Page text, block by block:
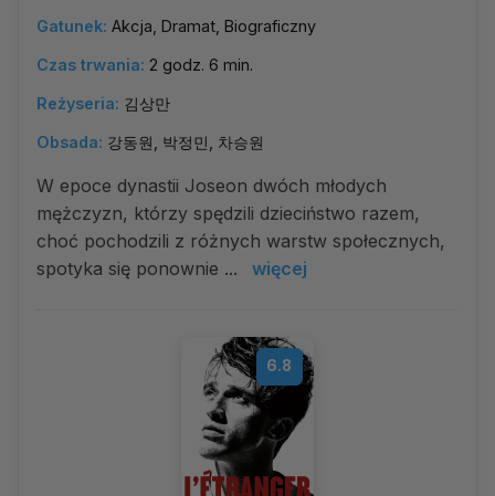
Gatunek: Akcja, Dramat, Biograficzny
Czas trwania: 2 godz. 6 min.
Reżyseria: 김상만
Obsada: 강동원, 박정민, 차승원
W epoce dynastii Joseon dwóch młodych
mężczyzn, którzy spędzili dzieciństwo razem,
choć pochodzili z różnych warstw społecznych,
spotyka się ponownie ...
więcej
6.8